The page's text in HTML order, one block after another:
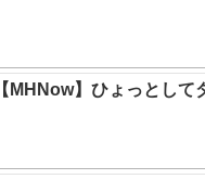
【MHNow】ひょっとして